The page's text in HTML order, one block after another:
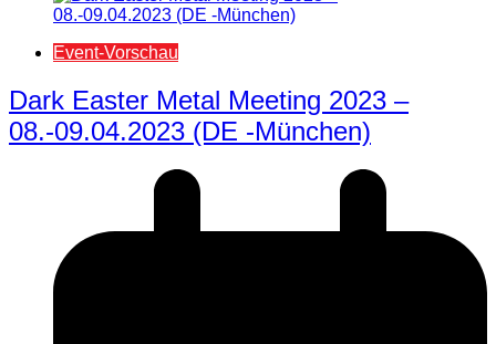
Event-Vorschau
Dark Easter Metal Meeting 2023 –
08.-09.04.2023 (DE -München)